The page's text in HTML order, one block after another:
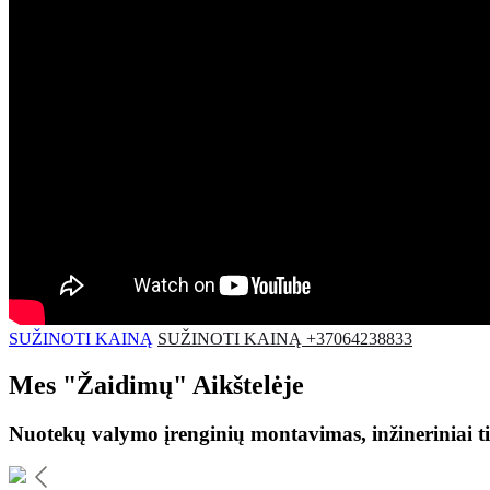
SUŽINOTI KAINĄ SUŽINOTI KAINĄ +37064238833
Mes "Žaidimų" Aikštelėje
Nuotekų valymo įrenginių montavimas, inžineriniai